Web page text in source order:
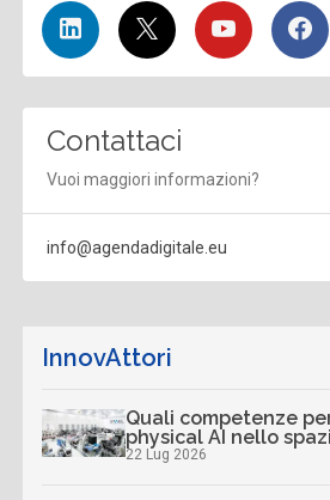
Contattaci
Vuoi maggiori informazioni?
info@agendadigitale.eu
InnovAttori
Quali competenze
physical AI nello
22 Lug 2026